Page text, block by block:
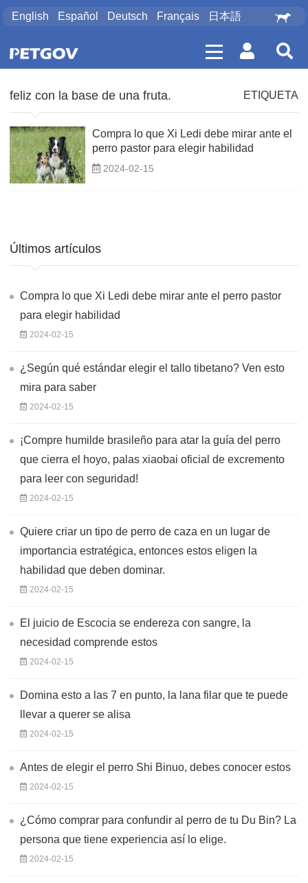
English Español Deutsch Français 日本語
feliz con la base de una fruta. ETIQUETA
Compra lo que Xi Ledi debe mirar ante el
perro pastor para elegir habilidad
2024-02-15
Últimos artículos
Compra lo que Xi Ledi debe mirar ante el perro pastor
para elegir habilidad
2024-02-15
¿Según qué estándar elegir el tallo tibetano? Ven esto
mira para saber
2024-02-15
¡Compre humilde brasileño para atar la guía del perro
que cierra el hoyo, palas xiaobai oficial de excremento
para leer con seguridad!
2024-02-15
Quiere criar un tipo de perro de caza en un lugar de
importancia estratégica, entonces estos eligen la
habilidad que deben dominar.
2024-02-15
El juicio de Escocia se endereza con sangre, la
necesidad comprende estos
2024-02-15
Domina esto a las 7 en punto, la lana filar que te puede
llevar a querer se alisa
2024-02-15
Antes de elegir el perro Shi Binuo, debes conocer estos
2024-02-15
¿Cómo comprar para confundir al perro de tu Du Bin? La
persona que tiene experiencia así lo elige.
2024-02-15